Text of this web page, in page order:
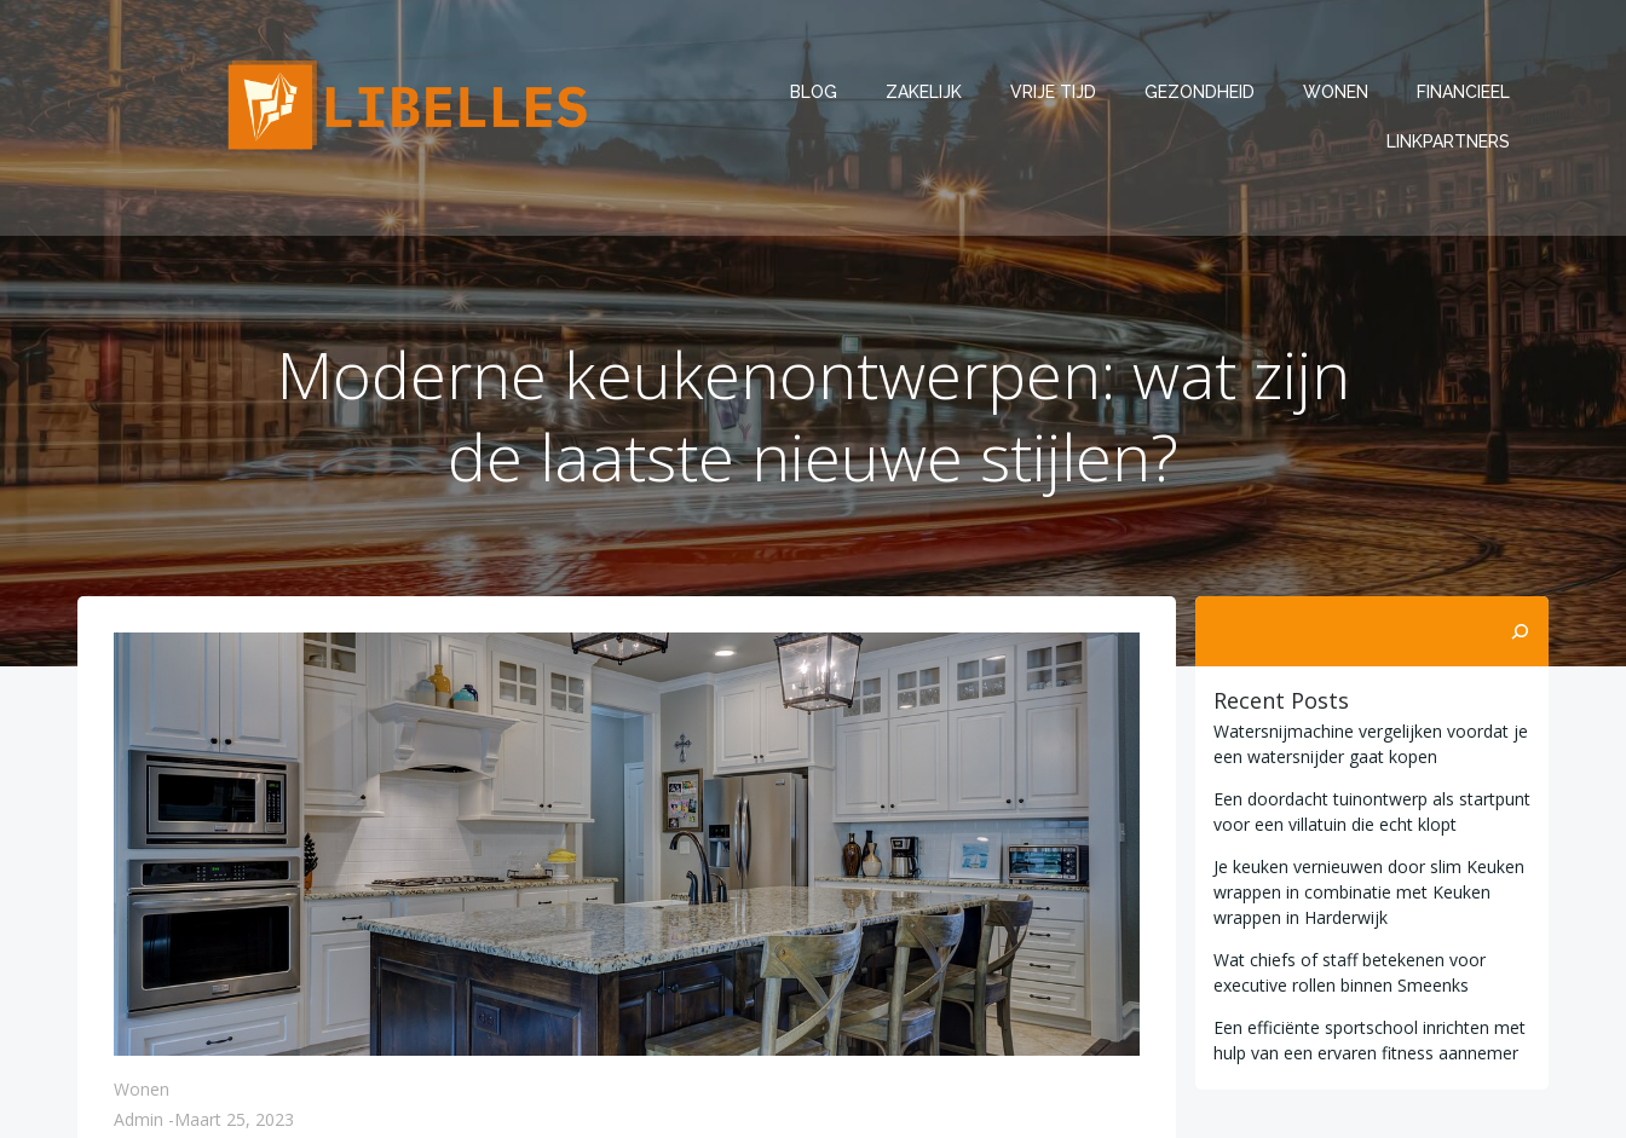
Naar
de
inhoud
springen
BLOG ZAKELIJK VRIJE TIJD GEZONDHEID WONEN FINANCIEEL
LINKPARTNERS
Moderne keukenontwerpen: wat zijn
de laatste nieuwe stijlen?
Wonen
Admin -Maart 25, 2023
Zoeken
Recent Posts
Watersnijmachine vergelijken voordat je
een watersnijder gaat kopen
Een doordacht tuinontwerp als startpunt
voor een villatuin die echt klopt
Je keuken vernieuwen door slim Keuken
wrappen in combinatie met Keuken
wrappen in Harderwijk
Wat chiefs of staff betekenen voor
executive rollen binnen Smeenks
Een efficiënte sportschool inrichten met
hulp van een ervaren fitness aannemer